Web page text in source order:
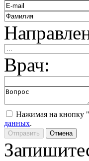
Врач:
Нажимая на кнопку
данных.